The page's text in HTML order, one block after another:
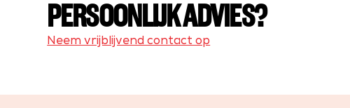
PERSOONLIJK ADVIES?
Neem vrijblijvend contact op